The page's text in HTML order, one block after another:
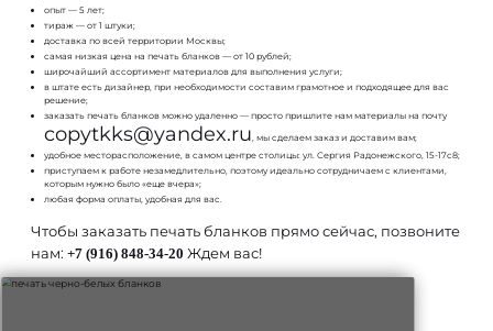
опыт — 5 лет;
тираж — от 1 штуки;
доставка по всей территории Москвы;
самая низкая цена на печать бланков — от 10 рублей;
широчайший ассортимент материалов для выполнения услуги;
в штате есть дизайнер, при необходимости составим грамотное и подходящее для вас
решение;
заказать печать бланков можно удаленно — просто пришлите нам материалы на почту
copytkks@yandex.ru, мы сделаем заказ и доставим вам;
удобное месторасположение, в самом центре столицы: ул. Сергия Радонежского, 15-17с8;
приступаем к работе незамедлительно, поэтому идеально сотрудничаем с клиентами,
которым нужно было «еще вчера»;
любая форма оплаты, удобная для вас.
Чтобы заказать печать бланков прямо сейчас, позвоните
нам: +7 (916) 848-34-20 Ждем вас!